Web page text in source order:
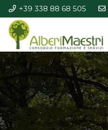
+39 338 88 68 505